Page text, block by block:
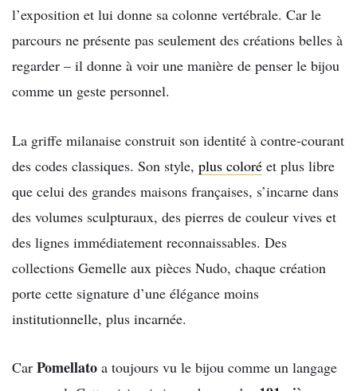
l’exposition et lui donne sa colonne vertébrale. Car le
parcours ne présente pas seulement des créations belles à
regarder – il donne à voir une manière de penser le bijou
comme un geste personnel.
La griffe milanaise construit son identité à contre-courant
des codes classiques. Son style, plus coloré et plus libre
que celui des grandes maisons françaises, s’incarne dans
des volumes sculpturaux, des pierres de couleur vives et
des lignes immédiatement reconnaissables. Des
collections Gemelle aux pièces Nudo, chaque création
porte cette signature d’une élégance moins
institutionnelle, plus incarnée.
Car Pomellato a toujours vu le bijou comme un langage